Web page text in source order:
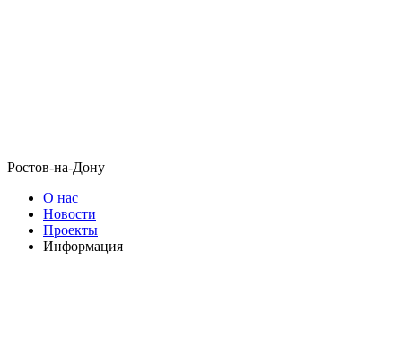
Ростов-на-Дону
О нас
Новости
Проекты
Информация